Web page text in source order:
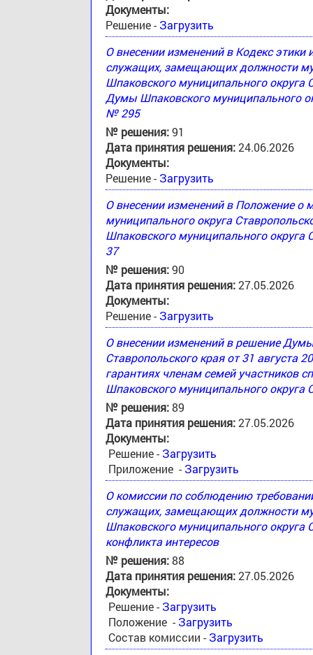
Документы:
Решение - Загрузить
О внесении изменений в Кодекс
служащих, замещающих должности
Шпаковского муниципального
Думы Шпаковского муниципального
№ 295
№ решения:91
Дата принятия решения:24.06.2026
Документы:
Решение - Загрузить
О внесении изменений в Положение
муниципального округа
Шпаковского муниципального округа
37
№ решения:90
Дата принятия решения:27.05.2026
Документы:
Решение - Загрузить
О внесении изменений в решение
Ставропольского края от 31
гарантиях членам семей участников
Шпаковского муниципального округа
№ решения:89
Дата принятия решения:27.05.2026
Документы:
Решение - Загрузить
Приложение - Загрузить
О комиссии по соблюдению
служащих, замещающих должности
Шпаковского муниципального округа
конфликта интересов
№ решения:88
Дата принятия решения:27.05.2026
Документы:
Решение - Загрузить
Положение - Загрузить
Состав комиссии - Загрузить